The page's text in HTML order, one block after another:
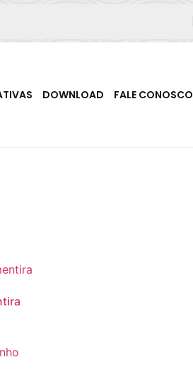
DOWNLOAD FALE CONOSCO